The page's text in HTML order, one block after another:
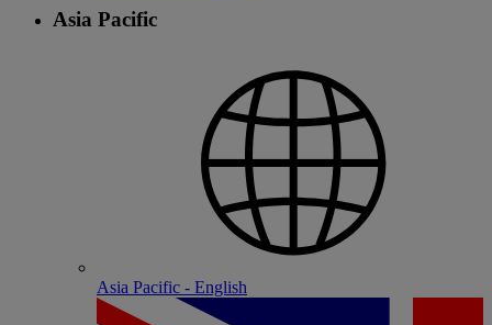
Asia Pacific
Asia Pacific - English